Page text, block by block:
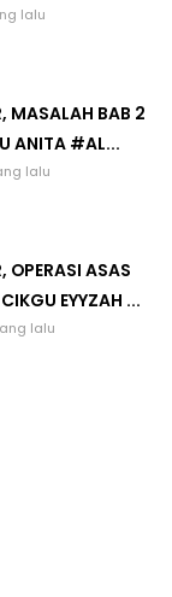
lalu
MASALAH BAB 2
ANITA #AL...
lalu
OPERASI ASAS
EYYZAH ...
lalu